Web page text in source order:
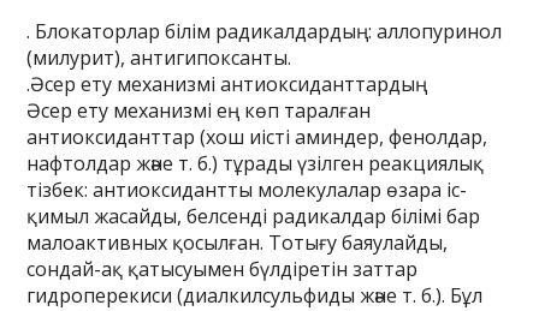
. Блокаторлар білім радикалдардың: аллопуринол
(милурит), антигипоксанты.
.Әсер ету механизмі антиоксиданттардың
Әсер ету механизмі ең көп таралған
антиоксиданттар (хош иісті аминдер, фенолдар,
нафтолдар және т. б.) тұрады үзілген реакциялық
тізбек: антиоксидантты молекулалар өзара іс-
қимыл жасайды, белсенді радикалдар білімі бар
малоактивных қосылған. Тотығу баяулайды,
сондай-ақ қатысуымен бүлдіретін заттар
гидроперекиси (диалкилсульфиды және т. б.). Бұл